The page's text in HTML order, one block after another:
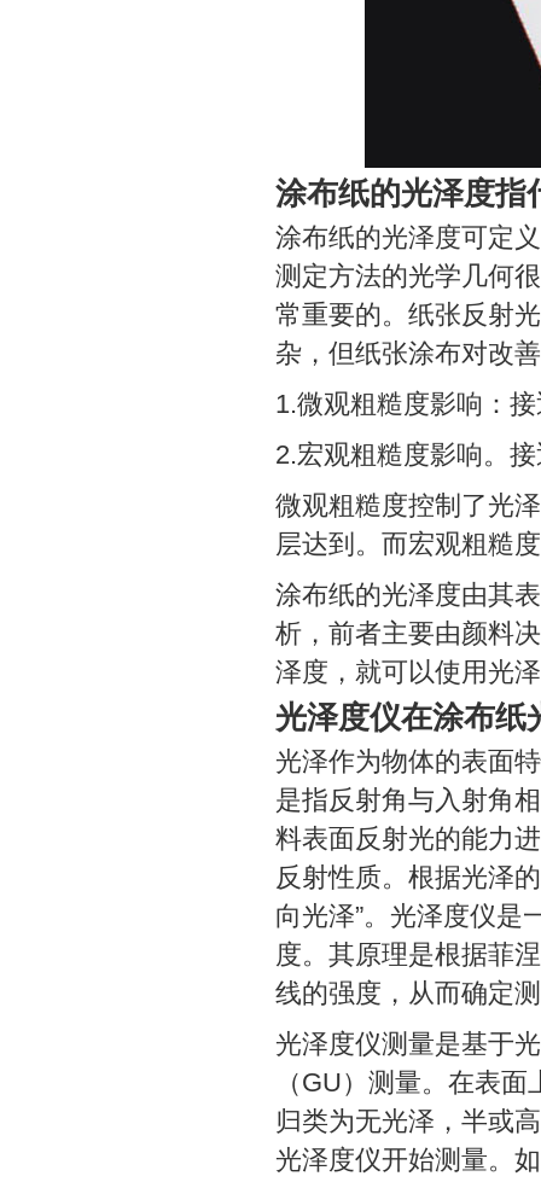
涂布纸的光泽度指
涂布纸的光泽度可定
测定方法的光学几何
常重要的。纸张反射
杂，但纸张涂布对改
1.微观粗糙度影响：
2.宏观粗糙度影响。
微观粗糙度控制了光
层达到。而宏观粗糙
涂布纸的光泽度由其
析，前者主要由颜料
泽度，就可以使用光
光泽度仪在涂布纸
光泽作为物体的表面
是指反射角与入射角
料表面反射光的能力
反射性质。根据光泽
向光泽”。光泽度仪是
度。其原理是根据菲
线的强度，从而确定
光泽度仪测量是基于
（GU）测量。在表
归类为无光泽，半或
光泽度仪开始测量。